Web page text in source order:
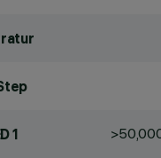
1